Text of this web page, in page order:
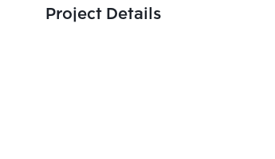
Project Details